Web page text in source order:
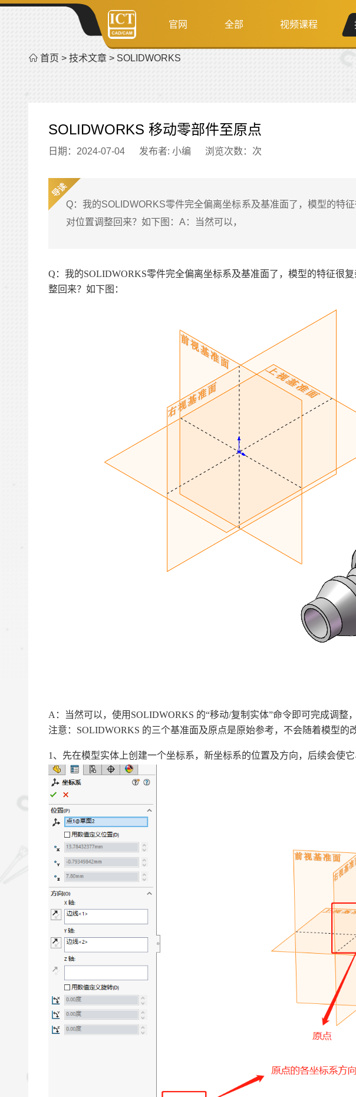
官网 全部 视频课程
首页 > 技术文章 > SOLIDWORKS
SOLIDWORKS 移动零部件至原点
日期：2024-07-04 发布者: 小编 浏览次数： 次
Q：我的SOLIDWORKS零件完全偏离坐标系及基准面了，模型的特
对位置调整回来？如下图：A：当然可以，
Q ：我的SOLIDWORKS零件完全偏离坐标系及基准面了，模型的特征很
整回来？如下图：
A ：当然可以，使用SOLIDWORKS 的“移动/复制实体”命令即可完成调整
注意：SOLIDWORKS 的三个基准面及原点是原始参考，不会随着模型的
1、先在模型实体上创建一个坐标系，新坐标系的位置及方向，后续会使